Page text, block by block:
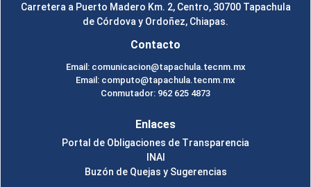
Carretera a Puerto Madero Km. 2, Centro, 30700 Tapachula
de Córdova y Ordoñez, Chiapas.
Contacto
Email: comunicacion@tapachula.tecnm.mx
Email: computo@tapachula.tecnm.mx
Conmutador: 962 625 4873
Enlaces
Portal de Obligaciones de Transparencia
INAI
Buzón de Quejas y Sugerencias